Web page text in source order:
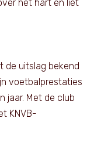
het hart en liet
de uitslag bekend
voetbalprestaties
jaar. Met de club
KNVB-